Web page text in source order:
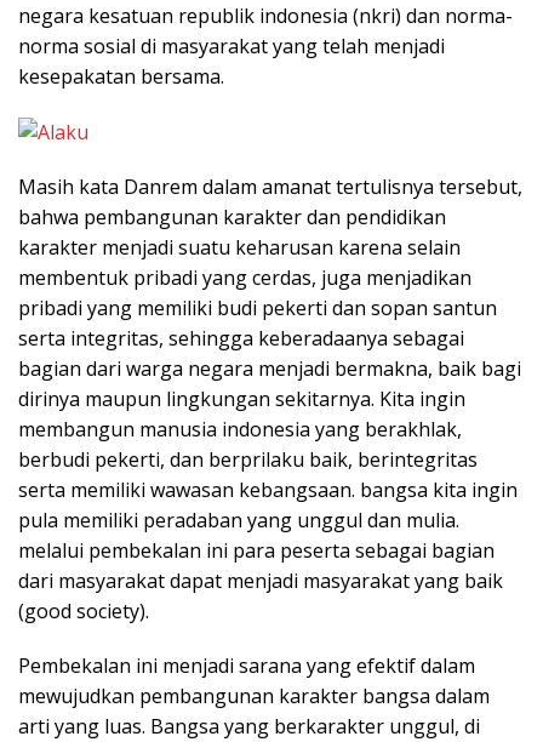
negara kesatuan republik indonesia (nkri) dan norma-
norma sosial di masyarakat yang telah menjadi
kesepakatan bersama.
Masih kata Danrem dalam amanat tertulisnya tersebut,
bahwa pembangunan karakter dan pendidikan
karakter menjadi suatu keharusan karena selain
membentuk pribadi yang cerdas, juga menjadikan
pribadi yang memiliki budi pekerti dan sopan santun
serta integritas, sehingga keberadaanya sebagai
bagian dari warga negara menjadi bermakna, baik bagi
dirinya maupun lingkungan sekitarnya. Kita ingin
membangun manusia indonesia yang berakhlak,
berbudi pekerti, dan berprilaku baik, berintegritas
serta memiliki wawasan kebangsaan. bangsa kita ingin
pula memiliki peradaban yang unggul dan mulia.
melalui pembekalan ini para peserta sebagai bagian
dari masyarakat dapat menjadi masyarakat yang baik
(good society).
Pembekalan ini menjadi sarana yang efektif dalam
mewujudkan pembangunan karakter bangsa dalam
arti yang luas. Bangsa yang berkarakter unggul, di